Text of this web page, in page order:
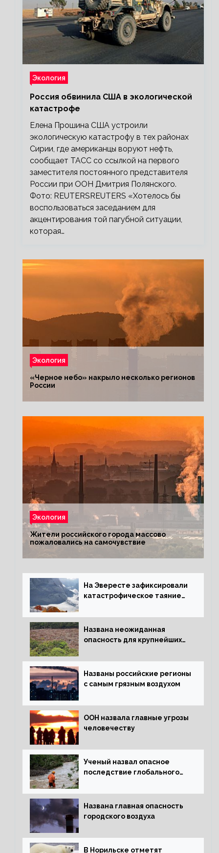
Экология
Россия обвинила США в экологической
катастрофе
Елена Прошина США устроили
экологическую катастрофу в тех районах
Сирии, где американцы воруют нефть,
сообщает ТАСС со ссылкой на первого
заместителя постоянного представителя
России при ООН Дмитрия Полянского.
Фото: REUTERSREUTERS «Хотелось бы
воспользоваться заседанием для
акцентирования той пагубной ситуации,
которая…
Экология
«Черное небо» накрыло несколько регионов
России
Экология
Жители российского города массово
пожаловались на самочувствие
На Эвересте зафиксировали
катастрофическое таяние
Названа неожиданная
опасность для крупнейших
Названы российские регионы
с самым грязным воздухом
ООН назвала главные угрозы
человечеству
Ученый назвал опасное
последствие глобального
Названа главная опасность
городского воздуха
В Норильске отметят